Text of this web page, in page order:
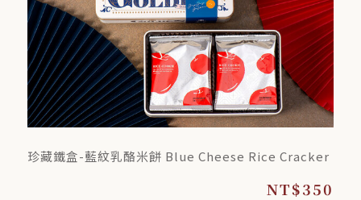
珍藏鐵盒-藍紋乳酪米餅 Blue Cheese Rice Cracker
NT$350